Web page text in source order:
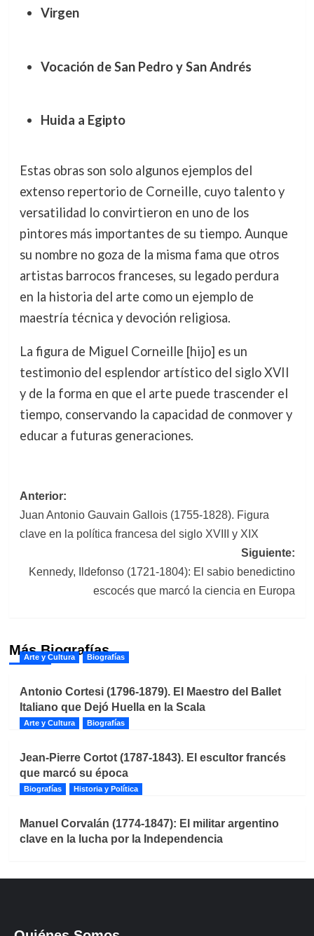
Virgen
Vocación de San Pedro y San Andrés
Huida a Egipto
Estas obras son solo algunos ejemplos del
extenso repertorio de Corneille, cuyo talento y
versatilidad lo convirtieron en uno de los
pintores más importantes de su tiempo. Aunque
su nombre no goza de la misma fama que otros
artistas barrocos franceses, su legado perdura
en la historia del arte como un ejemplo de
maestría técnica y devoción religiosa.
La figura de Miguel Corneille [hijo] es un
testimonio del esplendor artístico del siglo XVII
y de la forma en que el arte puede trascender el
tiempo, conservando la capacidad de conmover y
educar a futuras generaciones.
Navegación
de
entradas
Anterior:
Juan Antonio Gauvain Gallois (1755-1828). Figura
clave en la política francesa del siglo XVIII y XIX
Siguiente:
Kennedy, Ildefonso (1721-1804): El sabio benedictino
escocés que marcó la ciencia en Europa
Más Biografías
Arte y Cultura Biografías
Antonio Cortesi (1796-1879). El Maestro del Ballet
Italiano que Dejó Huella en la Scala
Arte y Cultura Biografías
Jean-Pierre Cortot (1787-1843). El escultor francés
que marcó su época
Biografías Historia y Política
Manuel Corvalán (1774-1847): El militar argentino
clave en la lucha por la Independencia